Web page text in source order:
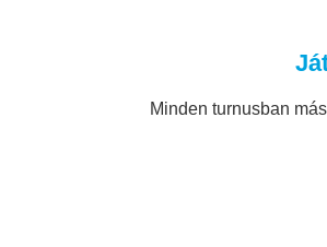
Minden turnusban